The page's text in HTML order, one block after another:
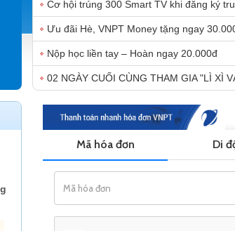
Nộp học liền tay – Hoàn ngay 20.000đ
02 NGÀY CUỐI CÙNG THAM GIA "LÌ XÌ